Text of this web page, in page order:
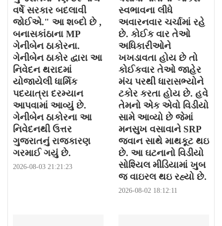
વર્ષે સરકાર બદલાવી
જોઈએ." આ શબ્દો છે ,
બનાસકાંઠાના MP
ગેનીબેન ઠાકોરના.
ગેનીબેન ઠાકોર દ્વારા આ
નિવેદન થરાદમાં
યોજાયેલી ધાર્મિક
પદયાત્રા દરમ્યાન
આપવામાં આવ્યું છે.
ગેનીબેન ઠાકોરના આ
નિવેદનથી ઉત્તર
ગુજરાતનું રાજકારણ
ગરમાઈ ગયું છે.
2026-08-03 21:21:23
સ્વભાવના લીધે
અવારનવાર ચર્ચામાં રહે
છે. કોઈક વાર તેઓ
અધિકારીઓને
ખખડાવતા હોય છે તો
કોઈકવાર તેઓ જાહેર
મંચ પરથી ધારાસભ્યોને
ટકોર કરતા હોય છે. હવે
તેમનો એક એવો વિડીયો
સામે આવ્યો છે જેમાં
મનસુખ વસાવાને SRP
જવાન સાથે માથકૂટ થઇ
છે. આ ઘટનાનો વિડીયો
સોશ્યિલ મીડિયામાં ખુબ
જ વાઇરલ થઇ રહ્યો છે.
2026-08-02 18:12:11